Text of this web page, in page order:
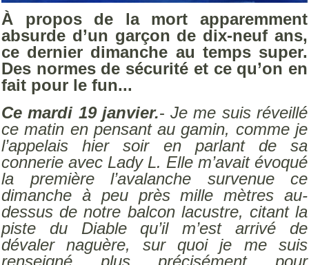
À propos de la mort apparemment
absurde d’un garçon de dix-neuf ans,
ce dernier dimanche au temps super.
Des normes de sécurité et ce qu’on en
fait pour le fun...
Ce mardi 19 janvier.-Je me suis réveillé
ce matin en pensant au gamin, comme je
l’appelais hier soir en parlant de sa
connerie avec Lady L. Elle m’avait évoqué
la première l’avalanche survenue ce
dimanche à peu près mille mètres au-
dessus de notre balcon lacustre, citant la
piste du Diable qu’il m’est arrivé de
dévaler naguère, sur quoi je me suis
renseigné plus précisément pour